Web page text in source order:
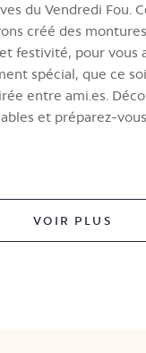
du Vendredi Fou.
créé des
festivité, pour vous
spécial, que ce
entre ami.es.
et préparez-
VOIR PLUS